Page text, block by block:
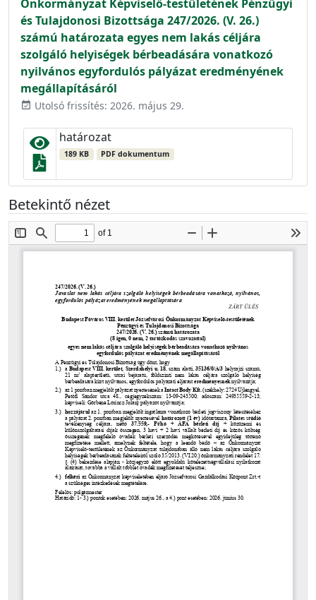
Önkormányzat Képviselő-testületének Pénzügyi
és Tulajdonosi Bizottsága 247/2026. (V. 26.)
számú határozata egyes nem lakás céljára
szolgáló helyiségek bérbeadására vonatkozó
nyilvános egyfordulós pályázat eredményének
megállapításáról
event_available Utolsó frissítés: 2026. május 29.
határozat
189 KB PDF dokumentum
Betekintő nézet